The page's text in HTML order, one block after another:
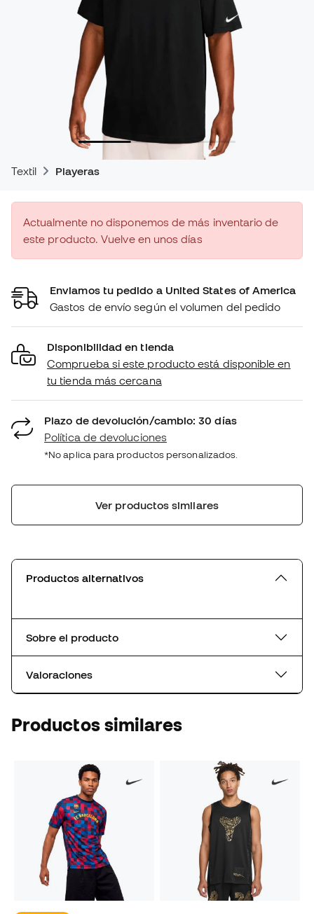
Textil Playeras
Actualmente no disponemos de más inventario de
este producto. Vuelve en unos días
Enviamos tu pedido a United States of America
Gastos de envío según el volumen del pedido
Disponibilidad en tienda
Comprueba si este producto está disponible en
tu tienda más cercana
Plazo de devolución/cambio: 30 días
Política de devoluciones
*No aplica para productos personalizados.
Ver productos similares
Productos alternativos
Sobre el producto
Valoraciones
Productos similares